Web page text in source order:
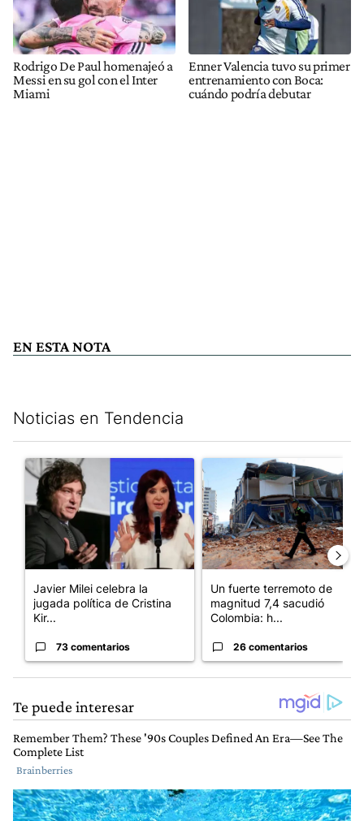
Rodrigo De Paul homenajeó a
Messi en su gol con el Inter
Miami
Enner Valencia tuvo su primer
entrenamiento con Boca:
cuándo podría debutar
EN ESTA NOTA
Noticias en Tendencia
Un artículo de tendencia con el título "Javier Milei celebra la
Javier Milei celebra la
jugada política de Cristina
Kir...
73 comentarios
Un artículo de tendencia
Un fuerte terremoto de
magnitud 7,4 sacudió
Colombia: h...
26 comentarios